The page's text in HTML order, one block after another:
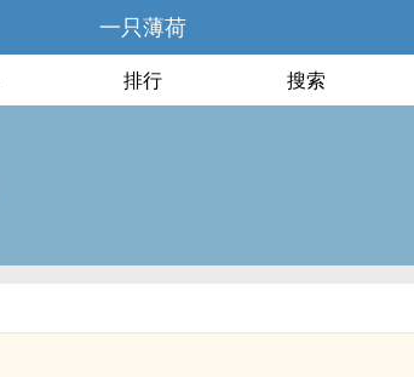
一只薄荷
排行 搜索